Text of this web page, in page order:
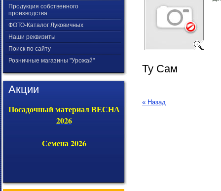
Продукция собственного
производства
ФОТО-Каталог Луковичных
Наши реквизиты
Поиск по сайту
Розничные магазины "Урожай"
Акции
Посадочный материал ВЕСНА
2026
Семена 2026
Ту Сам
« Назад